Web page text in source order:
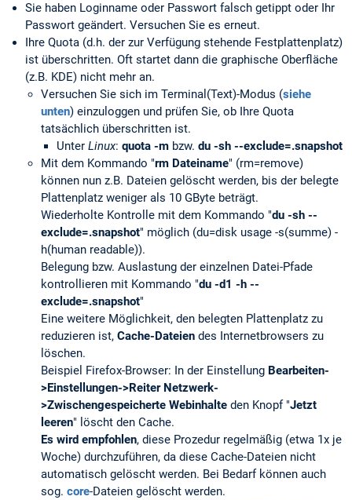
Sie haben Loginname oder Passwort falsch getippt oder Ihr
Passwort geändert. Versuchen Sie es erneut.
Ihre Quota (d.h. der zur Verfügung stehende Festplattenplatz)
ist überschritten. Oft startet dann die graphische Oberfläche
(z.B. KDE) nicht mehr an.
Versuchen Sie sich im Terminal(Text)-Modus (siehe
unten) einzuloggen und prüfen Sie, ob Ihre Quota
tatsächlich überschritten ist.
Unter Linux: quota -m bzw. du -sh --exclude=.snapshot
Mit dem Kommando "rm Dateiname" (rm=remove)
können nun z.B. Dateien gelöscht werden, bis der belegte
Plattenplatz weniger als 10 GByte beträgt.
Wiederholte Kontrolle mit dem Kommando "du -sh --
exclude=.snapshot" möglich (du=disk usage -s(summe) -
h(human readable)).
Belegung bzw. Auslastung der einzelnen Datei-Pfade
kontrollieren mit Kommando "du -d1 -h --
exclude=.snapshot"
Eine weitere Möglichkeit, den belegten Plattenplatz zu
reduzieren ist, Cache-Dateien des Internetbrowsers zu
löschen.
Beispiel Firefox-Browser: In der Einstellung Bearbeiten-
>Einstellungen->Reiter Netzwerk-
>Zwischengespeicherte Webinhalte den Knopf "Jetzt
leeren" löscht den Cache.
Es wird empfohlen, diese Prozedur regelmäßig (etwa 1x je
Woche) durchzuführen, da diese Cache-Dateien nicht
automatisch gelöscht werden. Bei Bedarf können auch
sog. core-Dateien gelöscht werden.